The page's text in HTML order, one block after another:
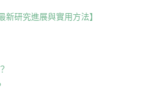
新研究進展與實用方法】